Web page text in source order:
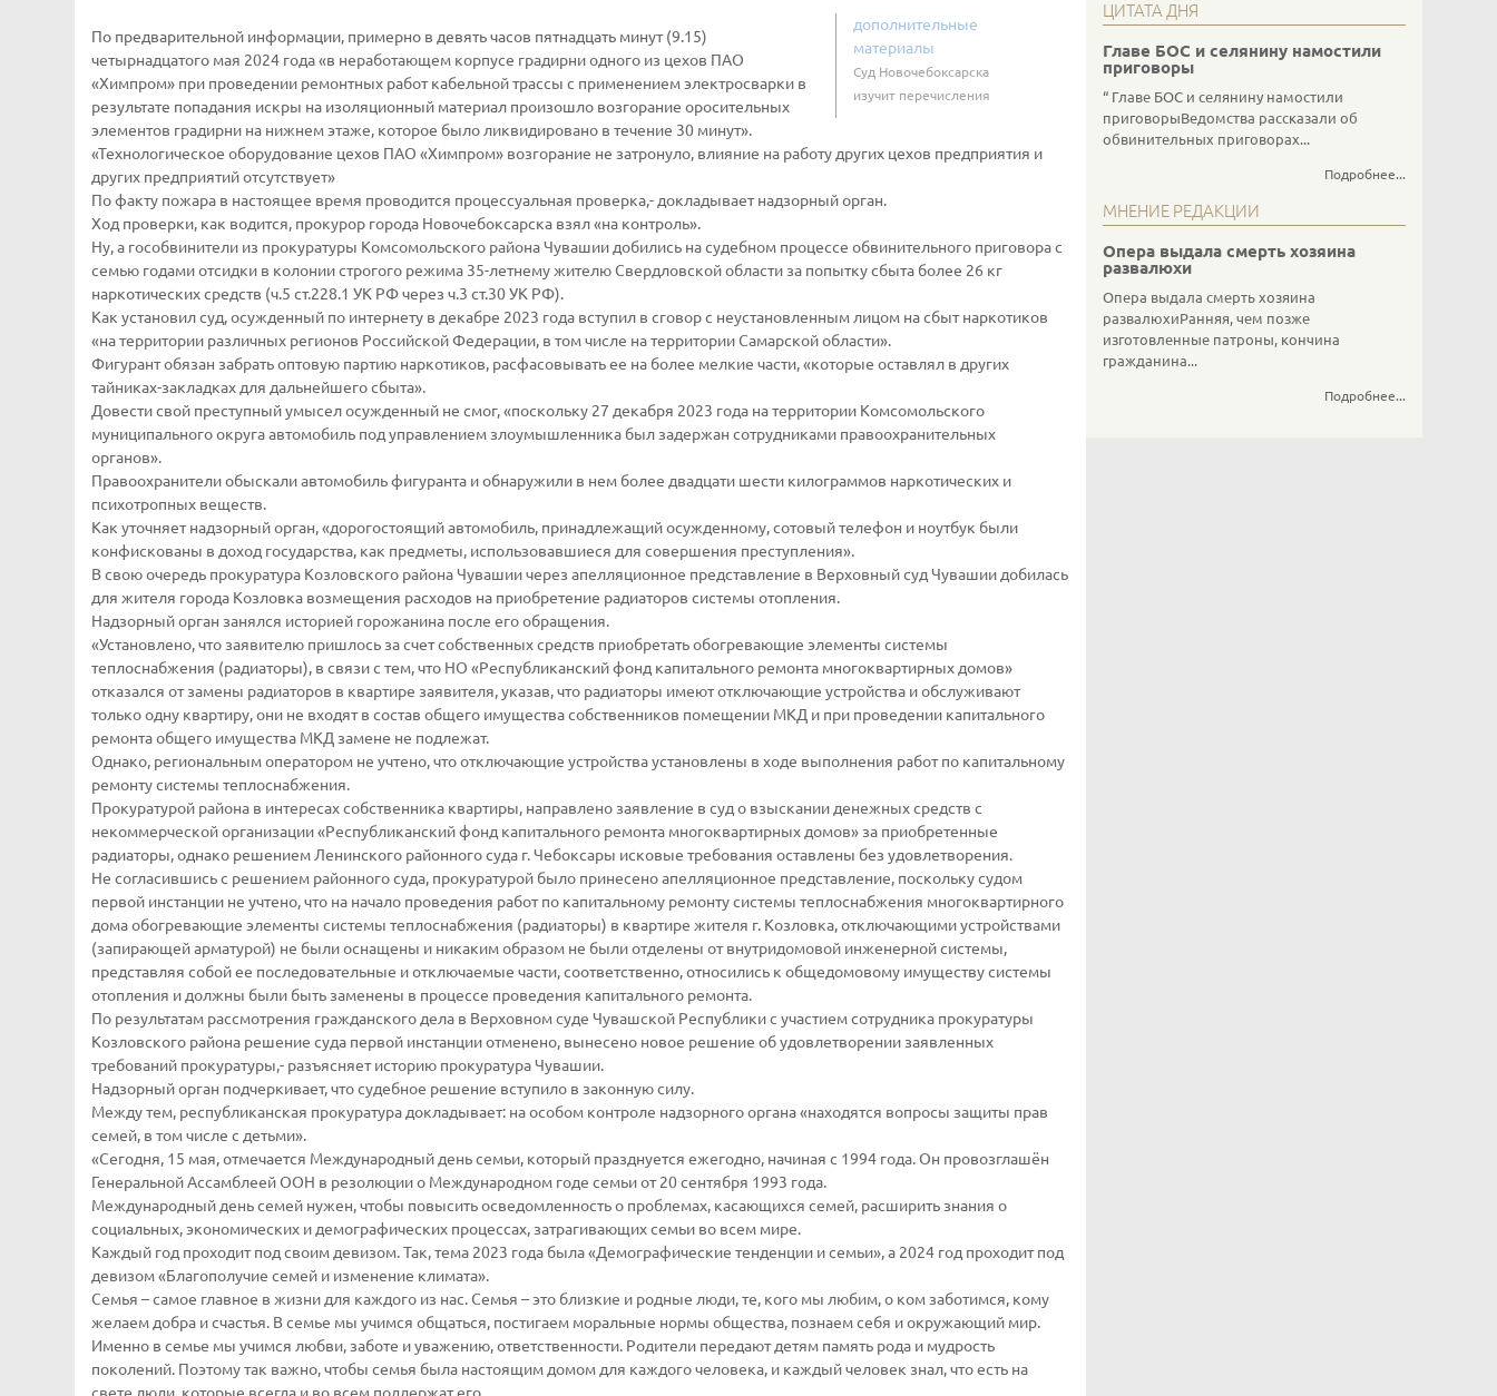
дополнительные
материалы
Суд Новочебоксарска
изучит перечисления
По предварительной информации, примерно в девять часов пятнадцать минут (9.15)
четырнадцатого мая 2024 года «в неработающем корпусе градирни одного из цехов ПАО
«Химпром» при проведении ремонтных работ кабельной трассы с применением электросварки в
результате попадания искры на изоляционный материал произошло возгорание оросительных
элементов градирни на нижнем этаже, которое было ликвидировано в течение 30 минут».
«Технологическое оборудование цехов ПАО «Химпром» возгорание не затронуло, влияние на работу других цехов предприятия и
других предприятий отсутствует»
По факту пожара в настоящее время проводится процессуальная проверка,- докладывает надзорный орган.
Ход проверки, как водится, прокурор города Новочебоксарска взял «на контроль».
Ну, а гособвинители из прокуратуры Комсомольского района Чувашии добились на судебном процессе обвинительного приговора с
семью годами отсидки в колонии строгого режима 35-летнему жителю Свердловской области за попытку сбыта более 26 кг
наркотических средств (ч.5 ст.228.1 УК РФ через ч.3 ст.30 УК РФ).
Как установил суд, осужденный по интернету в декабре 2023 года вступил в сговор с неустановленным лицом на сбыт наркотиков
«на территории различных регионов Российской Федерации, в том числе на территории Самарской области».
Фигурант обязан забрать оптовую партию наркотиков, расфасовывать ее на более мелкие части, «которые оставлял в других
тайниках-закладках для дальнейшего сбыта».
Довести свой преступный умысел осужденный не смог, «поскольку 27 декабря 2023 года на территории Комсомольского
муниципального округа автомобиль под управлением злоумышленника был задержан сотрудниками правоохранительных
органов».
Правоохранители обыскали автомобиль фигуранта и обнаружили в нем более двадцати шести килограммов наркотических и
психотропных веществ.
Как уточняет надзорный орган, «дорогостоящий автомобиль, принадлежащий осужденному, сотовый телефон и ноутбук были
конфискованы в доход государства, как предметы, использовавшиеся для совершения преступления».
В свою очередь прокуратура Козловского района Чувашии через апелляционное представление в Верховный суд Чувашии добилась
для жителя города Козловка возмещения расходов на приобретение радиаторов системы отопления.
Надзорный орган занялся историей горожанина после его обращения.
«Установлено, что заявителю пришлось за счет собственных средств приобретать обогревающие элементы системы
теплоснабжения (радиаторы), в связи с тем, что НО «Республиканский фонд капитального ремонта многоквартирных домов»
отказался от замены радиаторов в квартире заявителя, указав, что радиаторы имеют отключающие устройства и обслуживают
только одну квартиру, они не входят в состав общего имущества собственников помещении МКД и при проведении капитального
ремонта общего имущества МКД замене не подлежат.
Однако, региональным оператором не учтено, что отключающие устройства установлены в ходе выполнения работ по капитальному
ремонту системы теплоснабжения.
Прокуратурой района в интересах собственника квартиры, направлено заявление в суд о взыскании денежных средств с
некоммерческой организации «Республиканский фонд капитального ремонта многоквартирных домов» за приобретенные
радиаторы, однако решением Ленинского районного суда г. Чебоксары исковые требования оставлены без удовлетворения.
Не согласившись с решением районного суда, прокуратурой было принесено апелляционное представление, поскольку судом
первой инстанции не учтено, что на начало проведения работ по капитальному ремонту системы теплоснабжения многоквартирного
дома обогревающие элементы системы теплоснабжения (радиаторы) в квартире жителя г. Козловка, отключающими устройствами
(запирающей арматурой) не были оснащены и никаким образом не были отделены от внутридомовой инженерной системы,
представляя собой ее последовательные и отключаемые части, соответственно, относились к общедомовому имуществу системы
отопления и должны были быть заменены в процессе проведения капитального ремонта.
По результатам рассмотрения гражданского дела в Верховном суде Чувашской Республики с участием сотрудника прокуратуры
Козловского района решение суда первой инстанции отменено, вынесено новое решение об удовлетворении заявленных
требований прокуратуры,- разъясняет историю прокуратура Чувашии.
Надзорный орган подчеркивает, что судебное решение вступило в законную силу.
Между тем, республиканская прокуратура докладывает: на особом контроле надзорного органа «находятся вопросы защиты прав
семей, в том числе с детьми».
«Сегодня, 15 мая, отмечается Международный день семьи, который празднуется ежегодно, начиная с 1994 года. Он провозглашён
Генеральной Ассамблеей ООН в резолюции о Международном годе семьи от 20 сентября 1993 года.
Международный день семей нужен, чтобы повысить осведомленность о проблемах, касающихся семей, расширить знания о
социальных, экономических и демографических процессах, затрагивающих семьи во всем мире.
Каждый год проходит под своим девизом. Так, тема 2023 года была «Демографические тенденции и семьи», а 2024 год проходит под
девизом «Благополучие семей и изменение климата».
Семья – самое главное в жизни для каждого из нас. Семья – это близкие и родные люди, те, кого мы любим, о ком заботимся, кому
желаем добра и счастья. В семье мы учимся общаться, постигаем моральные нормы общества, познаем себя и окружающий мир.
Именно в семье мы учимся любви, заботе и уважению, ответственности. Родители передают детям память рода и мудрость
поколений. Поэтому так важно, чтобы семья была настоящим домом для каждого человека, и каждый человек знал, что есть на
ЦИТАТА ДНЯ
Главе БОС и селянину намостили
приговоры
Главе БОС и селянину намостили
приговорыВедомства рассказали об
обвинительных приговорах...
Подробнее...
МНЕНИЕ РЕДАКЦИИ
Опера выдала смерть хозяина
развалюхи
Опера выдала смерть хозяина
развалюхиРанняя, чем позже
изготовленные патроны, кончина
гражданина...
Подробнее...